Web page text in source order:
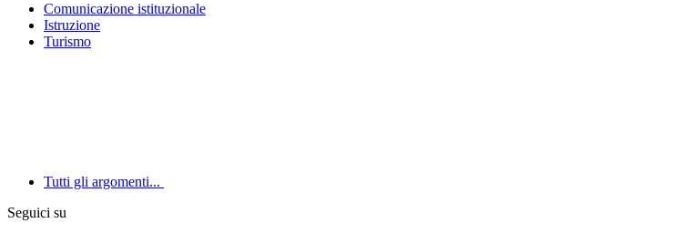
Comunicazione istituzionale
Istruzione
Turismo
Tutti gli argomenti...
Seguici su